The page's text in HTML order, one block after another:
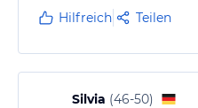
Hilfreich Teilen
Silvia (46-50)